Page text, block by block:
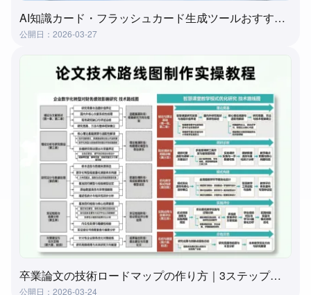
AI知識カード・フラッシュカード生成ツールおすすめ４選｜実測比較
公開日：2026-03-27
卒業論文の技術ロードマップの作り方｜3ステップ実践ガイド（おすすめツール付き）
公開日：2026-03-24